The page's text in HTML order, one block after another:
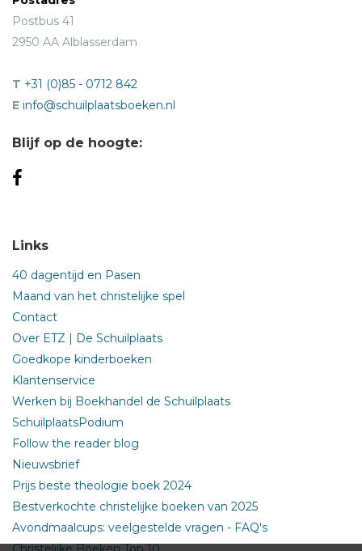
Postbus 41
2950 AA Alblasserdam
T +31 (0)85 - 0712 842
E info@schuilplaatsboeken.nl
Blijf op de hoogte:
Links
40 dagentijd en Pasen
Maand van het christelijke spel
Contact
Over ETZ | De Schuilplaats
Goedkope kinderboeken
Klantenservice
Werken bij Boekhandel de Schuilplaats
SchuilplaatsPodium
Follow the reader blog
Nieuwsbrief
Prijs beste theologie boek 2024
Bestverkochte christelijke boeken van 2025
Avondmaalcups: veelgestelde vragen - FAQ's